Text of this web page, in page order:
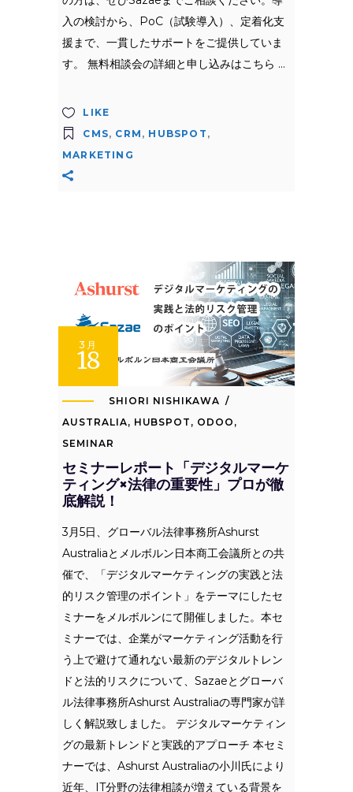
入の検討から、PoC（試験導入）、定着化支
援まで、一貫したサポートをご提供していま
す。 無料相談会の詳細と申し込みはこちら
LIKE
CMS, CRM , HUBSPOT ,
MARKETING
3月
18
SHIORI NISHIKAWA
AUSTRALIA, HUBSPOT , ODOO ,
SEMINAR
セミナーレポート「デジタルマーケ
ティング×法律の重要性」プロが徹
底解説！
3月5日、グローバル法律事務所Ashurst
Australiaとメルボルン日本商工会議所との共
催で、「デジタルマーケティングの実践と法
的リスク管理のポイント」をテーマにしたセ
ミナーをメルボルンにて開催しました。本セ
ミナーでは、企業がマーケティング活動を行
う上で避けて通れない最新のデジタルトレン
ドと法的リスクについて、Sazaeとグローバ
ル法律事務所Ashurst Australiaの専門家が詳
しく解説致しました。 デジタルマーケティン
グの最新トレンドと実践的アプローチ 本セミ
ナーでは、Ashurst Australiaの小川氏により
近年、IT分野の法律相談が増えている背景を